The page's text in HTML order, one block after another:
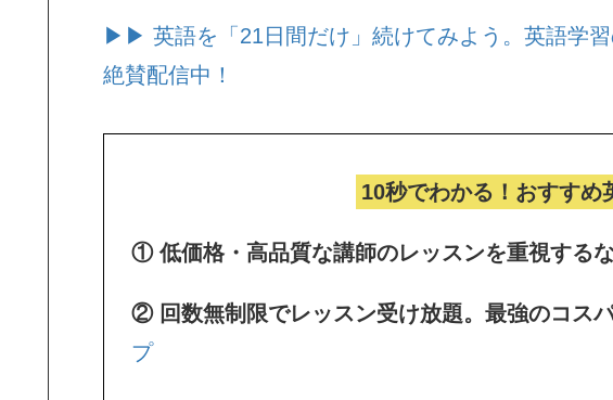
▶▶ 英語を「21日間だけ」続けてみよう。 英語学
絶賛配信中！
10秒でわかる！おすすめ
① 低価格・高品質な講師のレッスンを重視する
② 回数無制限でレッスン受け放題。最強のコス
プ